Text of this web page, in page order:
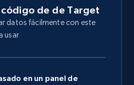
código de de Target
datos fácilmente con este
usar
en un panel de